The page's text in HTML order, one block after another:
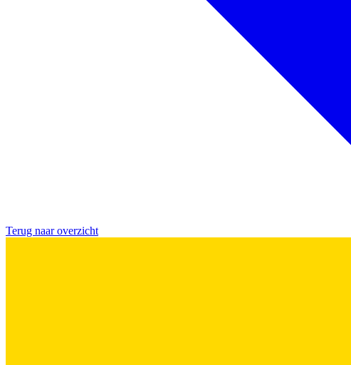
Terug naar overzicht